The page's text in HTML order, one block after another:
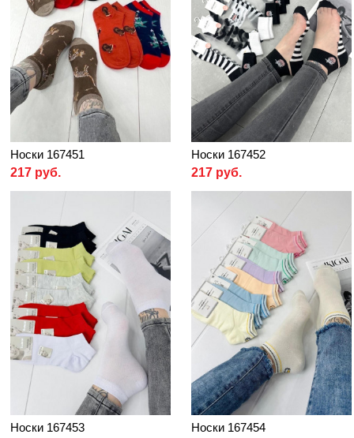
Носки 167451
217 руб.
Носки 167452
217 руб.
Носки 167453
Носки 167454